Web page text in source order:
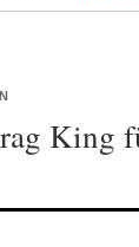
King